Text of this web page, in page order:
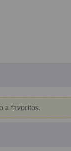
recordar aquí
a favoritos.